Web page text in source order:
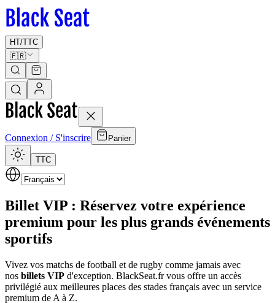
HT/TTC
🇫🇷
Connexion / S'inscrire Panier
TTC
Billet VIP : Réservez votre expérience
premium pour les plus grands événements
sportifs
Vivez vos matchs de football et de rugby comme jamais avec
nos billets VIP d'exception. BlackSeat.fr vous offre un accès
privilégié aux meilleures places des stades français avec un service
premium de A à Z.